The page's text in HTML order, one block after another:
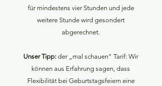
für mindestens vier Stunden und jede
weitere Stunde wird gesondert
abgerechnet.
Unser Tipp: der „mal schauen“ Tarif: Wir
können aus Erfahrung sagen, dass
Flexibilität bei Geburtstagsfeiern eine